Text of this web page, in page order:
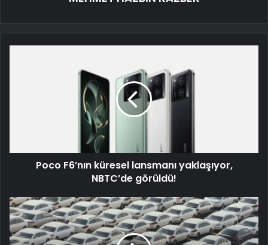
Poco F6’nın küresel lansmanı yaklaşıyor,
NBTC’de görüldü!